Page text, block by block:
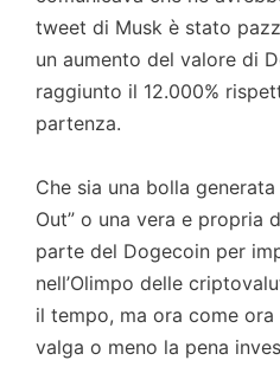
tweet di Musk è stato
un aumento del valore di
raggiunto il 12.000%
partenza.
Che sia una bolla
Out” o una vera e propria
parte del Dogecoin per
nell’Olimpo delle
il tempo, ma ora come
valga o meno la pena